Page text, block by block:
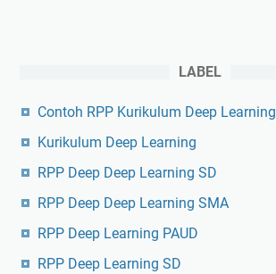
LABEL
Contoh RPP Kurikulum Deep Learning
Kurikulum Deep Learning
RPP Deep Deep Learning SD
RPP Deep Deep Learning SMA
RPP Deep Learning PAUD
RPP Deep Learning SD